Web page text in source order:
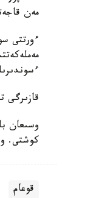
مەن
ءورتتى
قازىرگى
وسىعان
كوشتى.
قوعام